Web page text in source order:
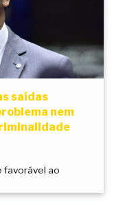
saídas
nem
favorável ao